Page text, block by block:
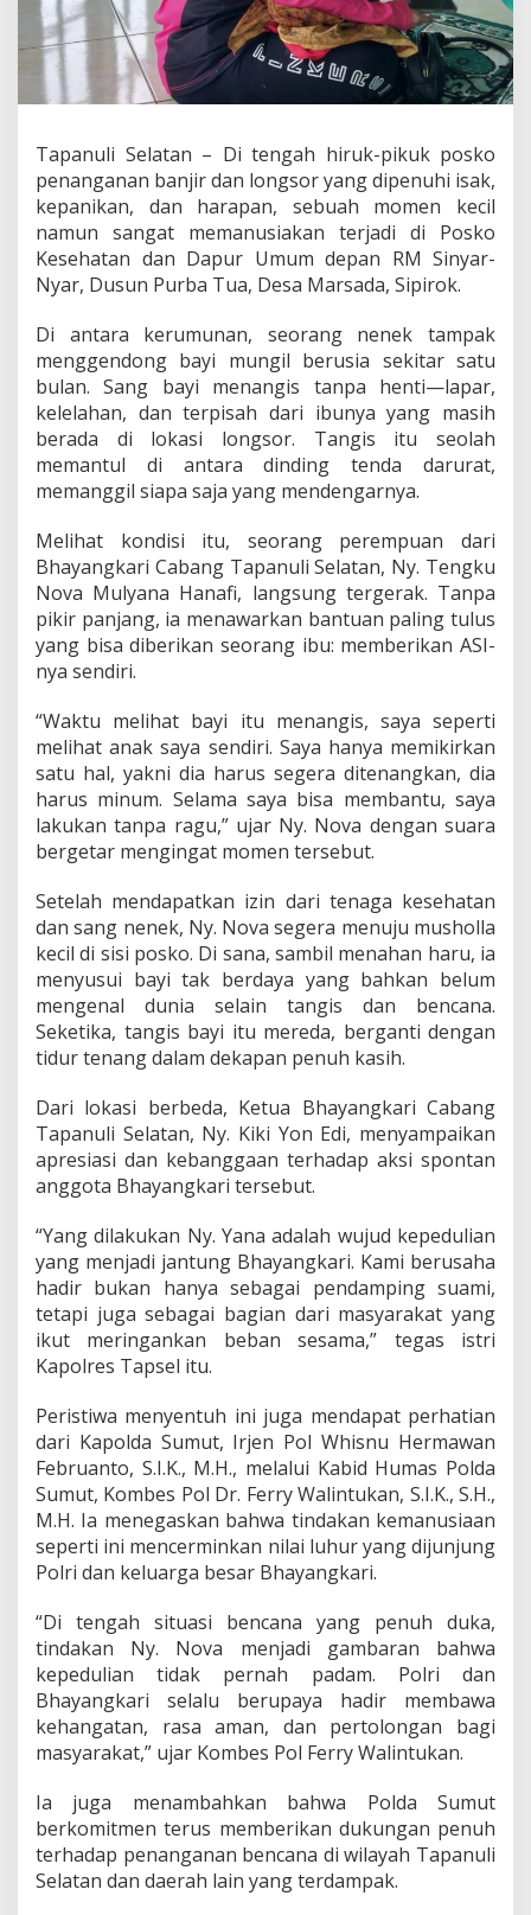
a
y
a
n
r
i
C
b
a
n
T
s
e
M
e
n
u
s
u
i
B
a
y
a
n
g
T
e
r
p
s
a
h
d
a
r
i
I
n
y
a
d
P
o
s
o
L
o
s
r
M
a
s
a
Tapanuli Selatan – Di tengah hiruk-pikuk posko
penanganan banjir dan longsor yang dipenuhi isak,
kepanikan, dan harapan, sebuah momen kecil
namun sangat memanusiakan terjadi di Posko
Kesehatan dan Dapur Umum depan RM Sinyar-
Nyar, Dusun Purba Tua, Desa Marsada, Sipirok.
Di antara kerumunan, seorang nenek tampak
menggendong bayi mungil berusia sekitar satu
bulan. Sang bayi menangis tanpa henti—lapar,
kelelahan, dan terpisah dari ibunya yang masih
berada di lokasi longsor. Tangis itu seolah
memantul di antara dinding tenda darurat,
memanggil siapa saja yang mendengarnya.
Melihat kondisi itu, seorang perempuan dari
Bhayangkari Cabang Tapanuli Selatan, Ny. Tengku
Nova Mulyana Hanafi, langsung tergerak. Tanpa
pikir panjang, ia menawarkan bantuan paling tulus
yang bisa diberikan seorang ibu: memberikan ASI-
nya sendiri.
“Waktu melihat bayi itu menangis, saya seperti
melihat anak saya sendiri. Saya hanya memikirkan
satu hal, yakni dia harus segera ditenangkan, dia
harus minum. Selama saya bisa membantu, saya
lakukan tanpa ragu,” ujar Ny. Nova dengan suara
bergetar mengingat momen tersebut.
Setelah mendapatkan izin dari tenaga kesehatan
dan sang nenek, Ny. Nova segera menuju musholla
kecil di sisi posko. Di sana, sambil menahan haru, ia
menyusui bayi tak berdaya yang bahkan belum
mengenal dunia selain tangis dan bencana.
Seketika, tangis bayi itu mereda, berganti dengan
tidur tenang dalam dekapan penuh kasih.
Dari lokasi berbeda, Ketua Bhayangkari Cabang
Tapanuli Selatan, Ny. Kiki Yon Edi, menyampaikan
apresiasi dan kebanggaan terhadap aksi spontan
anggota Bhayangkari tersebut.
“Yang dilakukan Ny. Yana adalah wujud kepedulian
yang menjadi jantung Bhayangkari. Kami berusaha
hadir bukan hanya sebagai pendamping suami,
tetapi juga sebagai bagian dari masyarakat yang
ikut meringankan beban sesama,” tegas istri
Kapolres Tapsel itu.
Peristiwa menyentuh ini juga mendapat perhatian
dari Kapolda Sumut, Irjen Pol Whisnu Hermawan
Februanto, S.I.K., M.H., melalui Kabid Humas Polda
Sumut, Kombes Pol Dr. Ferry Walintukan, S.I.K., S.H.,
M.H. Ia menegaskan bahwa tindakan kemanusiaan
seperti ini mencerminkan nilai luhur yang dijunjung
Polri dan keluarga besar Bhayangkari.
“Di tengah situasi bencana yang penuh duka,
tindakan Ny. Nova menjadi gambaran bahwa
kepedulian tidak pernah padam. Polri dan
Bhayangkari selalu berupaya hadir membawa
kehangatan, rasa aman, dan pertolongan bagi
masyarakat,” ujar Kombes Pol Ferry Walintukan.
Ia juga menambahkan bahwa Polda Sumut
berkomitmen terus memberikan dukungan penuh
terhadap penanganan bencana di wilayah Tapanuli
Selatan dan daerah lain yang terdampak.